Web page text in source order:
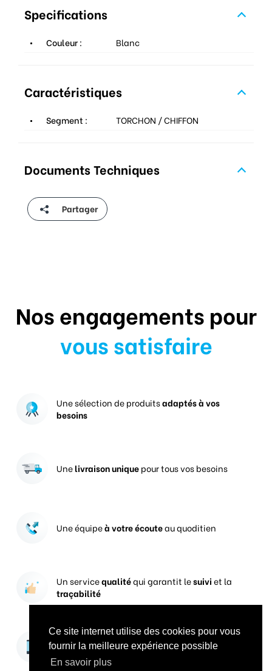
Ce site internet utilise des cookies pour vous
fournir la meilleure expérience possible
En savoir plus
Specifications
Couleur : Blanc
Caractéristiques
Segment : TORCHON / CHIFFON
Documents Techniques
Partager
Nos engagements pour
vous satisfaire
Une sélection de produitsadaptés à vos
besoins
Unelivraison uniquepour tous vos besoins
Une équipeà votre écouteau quoditien
Un servicequalitéqui garantit lesuiviet la
traçabilité
Vos prises de commandesouvertes 24h/24